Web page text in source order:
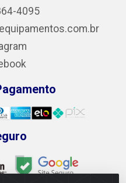
4095